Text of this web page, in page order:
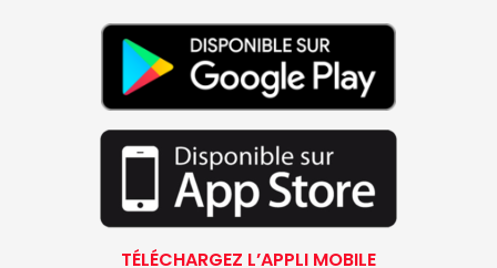
TÉLÉCHARGEZ L’APPLI MOBILE